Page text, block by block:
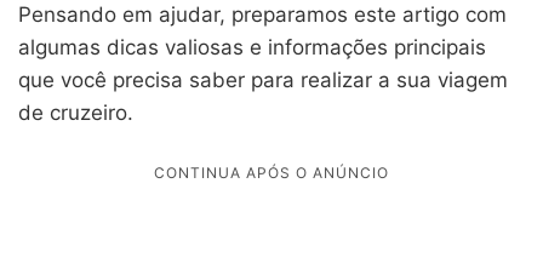
Pensando em ajudar, preparamos este artigo com
algumas dicas valiosas e informações principais
que você precisa saber para realizar a sua viagem
de cruzeiro.